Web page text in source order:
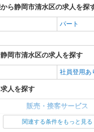
ら静岡市清水区の求人を探
パート
岡市清水区の求人を探す
社員登用あ
人を探す
販売・接客サービス
コンビニ・
関連する条件をもっと見る